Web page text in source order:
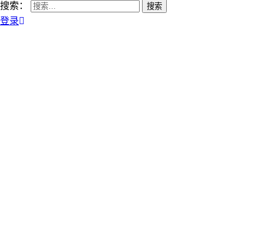
搜索：
登录